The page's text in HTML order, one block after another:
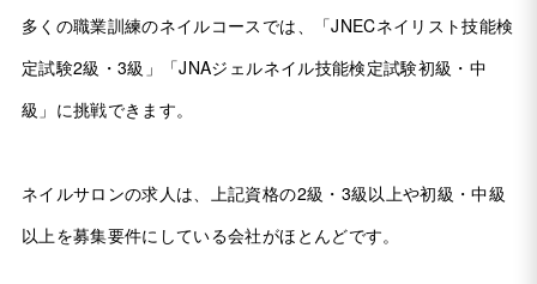
多くの職業訓練のネイルコースでは、「JNECネイリスト技能検
定試験2級・3級」「JNAジェルネイル技能検定試験初級・中
級」に挑戦できます。
ネイルサロンの求人は、上記資格の2級・3級以上や初級・中級
以上を募集要件にしている会社がほとんどです。